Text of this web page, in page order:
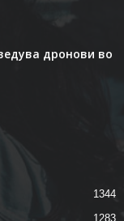
дронови во
1344
1283